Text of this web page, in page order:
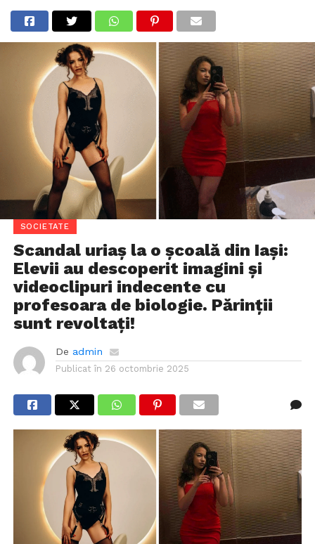
SOCIETATE
Scandal uriaș la o școală din Iași:
Elevii au descoperit imagini și
videoclipuri indecente cu
profesoara de biologie. Părinții
sunt revoltați!
De admin
Publicat în 26 octombrie 2025